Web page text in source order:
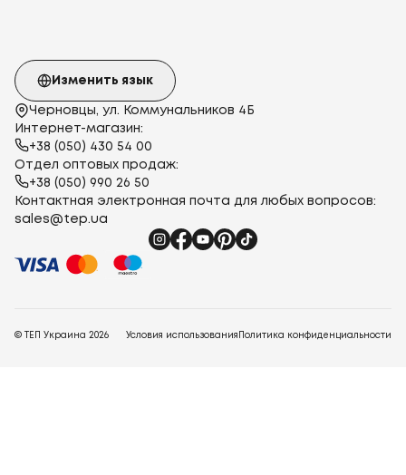
Черновцы, ул. Коммунальников 4Б
Интернет-магазин:
+38 (050) 430 54 00
Отдел оптовых продаж:
+38 (050) 990 26 50
Контактная электронная почта для любых вопросов:
sales@tep.ua
Изменить язык
© ТЕП Украина 2026 Условия использования Политика конфиденциальности